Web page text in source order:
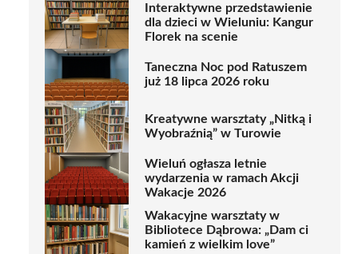
Interaktywne przedstawienie
dla dzieci w Wieluniu: Kangur
Florek na scenie
Taneczna Noc pod Ratuszem
już 18 lipca 2026 roku
Kreatywne warsztaty „Nitką i
Wyobraźnią” w Turowie
Wieluń ogłasza letnie
wydarzenia w ramach Akcji
Wakacje 2026
Wakacyjne warsztaty w
Bibliotece Dąbrowa: „Dam ci
kamień z wielkim love”